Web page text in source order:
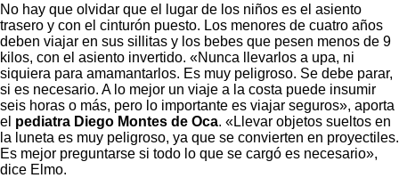
No hay que olvidar que el lugar de los niños es el asiento
trasero y con el cinturón puesto. Los menores de cuatro años
deben viajar en sus sillitas y los bebes que pesen menos de 9
kilos, con el asiento invertido. «Nunca llevarlos a upa, ni
siquiera para amamantarlos. Es muy peligroso. Se debe parar,
si es necesario. A lo mejor un viaje a la costa puede insumir
seis horas o más, pero lo importante es viajar seguros», aporta
el pediatra Diego Montes de Oca. «Llevar objetos sueltos en
la luneta es muy peligroso, ya que se convierten en proyectiles.
Es mejor preguntarse si todo lo que se cargó es necesario»,
dice Elmo.